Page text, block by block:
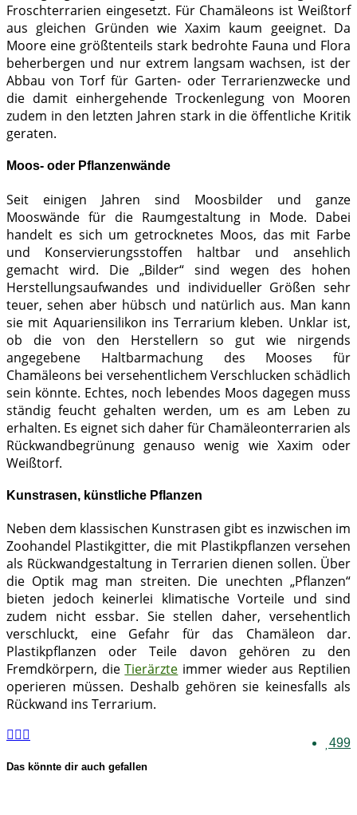
Froschterrarien eingesetzt. Für Chamäleons ist Weißtorf
aus gleichen Gründen wie Xaxim kaum geeignet. Da
Moore eine größtenteils stark bedrohte Fauna und Flora
beherbergen und nur extrem langsam wachsen, ist der
Abbau von Torf für Garten- oder Terrarienzwecke und
die damit einhergehende Trockenlegung von Mooren
zudem in den letzten Jahren stark in die öffentliche Kritik
geraten.
Moos- oder Pflanzenwände
Seit einigen Jahren sind Moosbilder und ganze
Mooswände für die Raumgestaltung in Mode. Dabei
handelt es sich um getrocknetes Moos, das mit Farbe
und Konservierungsstoffen haltbar und ansehlich
gemacht wird. Die „Bilder“ sind wegen des hohen
Herstellungsaufwandes und individueller Größen sehr
teuer, sehen aber hübsch und natürlich aus. Man kann
sie mit Aquariensilikon ins Terrarium kleben. Unklar ist,
ob die von den Herstellern so gut wie nirgends
angegebene Haltbarmachung des Mooses für
Chamäleons bei versehentlichem Verschlucken schädlich
sein könnte. Echtes, noch lebendes Moos dagegen muss
ständig feucht gehalten werden, um es am Leben zu
erhalten. Es eignet sich daher für Chamäleonterrarien als
Rückwandbegrünung genauso wenig wie Xaxim oder
Weißtorf.
Kunstrasen, künstliche Pflanzen
Neben dem klassischen Kunstrasen gibt es inzwischen im
Zoohandel Plastikgitter, die mit Plastikpflanzen versehen
als Rückwandgestaltung in Terrarien dienen sollen. Über
die Optik mag man streiten. Die unechten „Pflanzen“
bieten jedoch keinerlei klimatische Vorteile und sind
zudem nicht essbar. Sie stellen daher, versehentlich
verschluckt, eine Gefahr für das Chamäleon dar.
Plastikpflanzen oder Teile davon gehören zu den
Fremdkörpern, dieTierärzte immer wieder aus Reptilien
operieren müssen. Deshalb gehören sie keinesfalls als
Rückwand ins Terrarium.
499
Das könnte dir auch gefallen